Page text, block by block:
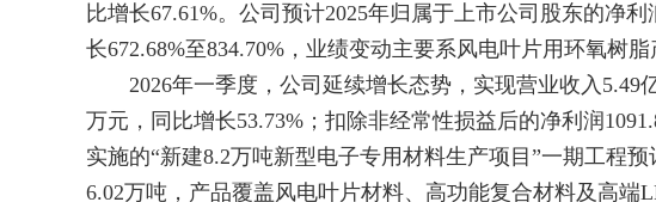
比增长67.61%。公司预计2025年归属于上市公司股东的净
长672.68%至834.70%，业绩变动主要系风电叶片用环氧树脂
2026年一季度，公司延续增长态势，实现营业收入5.49
万元，同比增长53.73%；扣除非经常性损益后的净利润
实施的“新建8.2万吨新型电子专用材料生产项目”一期工程
6.02万吨，产品覆盖风电叶片材料、高功能复合材料及高端